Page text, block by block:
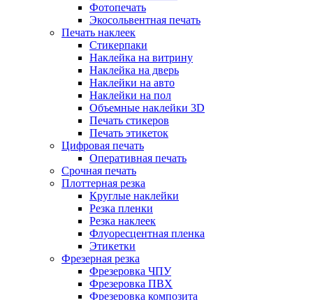
Фотопечать
Экосольвентная печать
Печать наклеек
Стикерпаки
Наклейка на витрину
Наклейка на дверь
Наклейки на авто
Наклейки на пол
Объемные наклейки 3D
Печать стикеров
Печать этикеток
Цифровая печать
Оперативная печать
Срочная печать
Плоттерная резка
Круглые наклейки
Резка пленки
Резка наклеек
Флуоресцентная пленка
Этикетки
Фрезерная резка
Фрезеровка ЧПУ
Фрезеровка ПВХ
Фрезеровка композита